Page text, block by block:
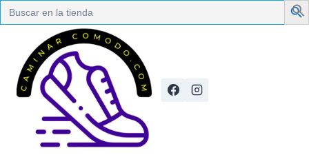
Search
for: